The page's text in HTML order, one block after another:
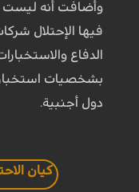
وأضافت أنه ليست
فيها الإحتلال
الدفاع
بشخصيات
دول أجنبية.
كيان